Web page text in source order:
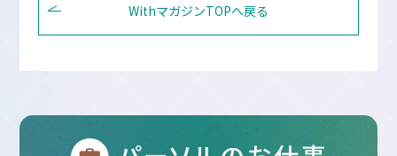
WithマガジンTOPへ戻る